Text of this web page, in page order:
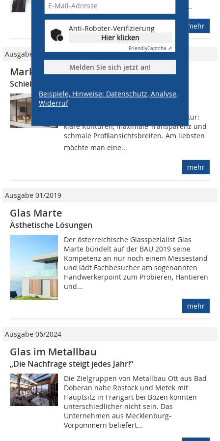
Anti-Roboter-Verifizierung
Hier klicken
FriendlyCaptcha ⇗
Melden Sie sich jetzt an!
Beispiele, Hinweise: Datenschutz, Analyse,
Widerruf
gegen diese DIN? Bernhard Feigl: Die...
mehr
Ausgabe 03/2021
Marktübersicht
Schiebe- und Hebe-Schiebeelemente
Moderne Schiebe- und Hebe-
Schiebeelemente sprechen die
Formensprache zeitgemäßer Architektur:
klare Konturen, maximale Transparenz und
schmale Profilansichtsbreiten. Am liebsten
möchte man eine...
mehr
Ausgabe 01/2019
Glas Marte
Ästhetische Lösungen
Der österreichische Glasspezialist Glas
Marte bündelt auf der BAU 2019 seine
Kompetenz an nur noch einem Messestand
und lädt Fachbesucher am sogenannten
Handwerkerpoint zum Probieren, Hantieren
und...
mehr
Ausgabe 06/2024
Glas im Metallbau
„Die Nachfrage steigt jedes Jahr!“
Die Zielgruppen von Metallbau Ott aus Bad
Doberan nahe Rostock und Metek mit
Hauptsitz in Frangart bei Bozen könnten
unterschiedlicher nicht sein. Das
Unternehmen aus Mecklenburg-
Vorpommern beliefert...